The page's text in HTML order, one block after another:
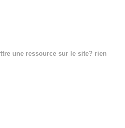
une ressource sur le site? rien